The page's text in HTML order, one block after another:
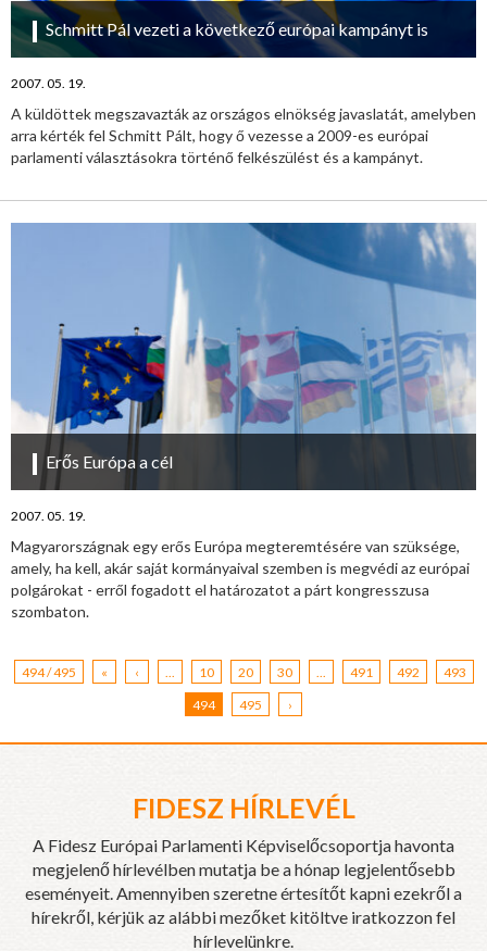
Schmitt Pál vezeti a következő európai kampányt is
2007. 05. 19.
A küldöttek megszavazták az országos elnökség javaslatát, amelyben
arra kérték fel Schmitt Pált, hogy ő vezesse a 2009-es európai
parlamenti választásokra történő felkészülést és a kampányt.
Erős Európa a cél
2007. 05. 19.
Magyarországnak egy erős Európa megteremtésére van szüksége,
amely, ha kell, akár saját kormányaival szemben is megvédi az európai
polgárokat - erről fogadott el határozatot a párt kongresszusa
szombaton.
494 / 495 « ‹ 10 20 30 491 492
493
494
495 ›
FIDESZ HÍRLEVÉL
A Fidesz Európai Parlamenti Képviselőcsoportja havonta
megjelenő hírlevélben mutatja be a hónap legjelentősebb
eseményeit. Amennyiben szeretne értesítőt kapni ezekről a
hírekről, kérjük az alábbi mezőket kitöltve iratkozzon fel
hírlevelünkre.